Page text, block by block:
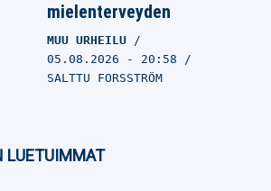
mielenterveyden
MUU URHEILU
05.08.2026 - 20:58
SALTTU FORSSTRÖM
LUETUIMMAT